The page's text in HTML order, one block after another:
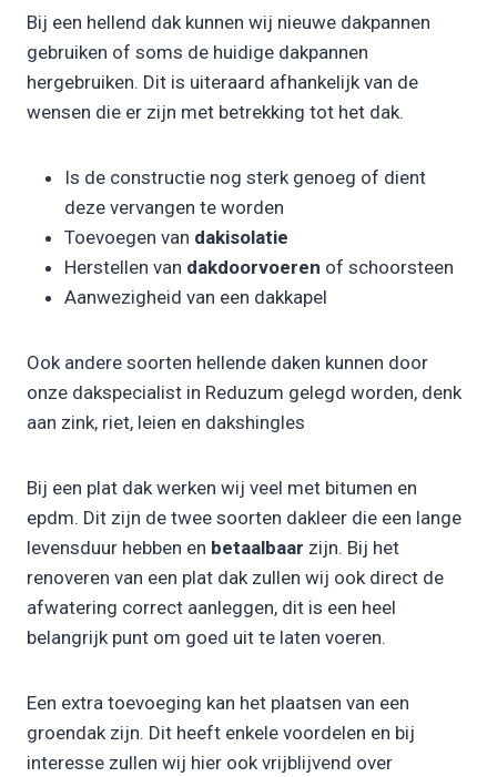
Bij een hellend dak kunnen wij nieuwe dakpannen
gebruiken of soms de huidige dakpannen
hergebruiken. Dit is uiteraard afhankelijk van de
wensen die er zijn met betrekking tot het dak.
Is de constructie nog sterk genoeg of dient
deze vervangen te worden
Toevoegen van dakisolatie
Herstellen van dakdoorvoeren of schoorsteen
Aanwezigheid van een dakkapel
Ook andere soorten hellende daken kunnen door
onze dakspecialist in Reduzum gelegd worden, denk
aan zink, riet, leien en dakshingles
Bij een plat dak werken wij veel met bitumen en
epdm. Dit zijn de twee soorten dakleer die een lange
levensduur hebben en betaalbaar zijn. Bij het
renoveren van een plat dak zullen wij ook direct de
afwatering correct aanleggen, dit is een heel
belangrijk punt om goed uit te laten voeren.
Een extra toevoeging kan het plaatsen van een
groendak zijn. Dit heeft enkele voordelen en bij
interesse zullen wij hier ook vrijblijvend over